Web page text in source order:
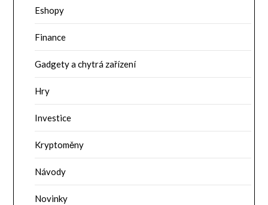
Eshopy
Finance
Gadgety a chytrá zařízení
Hry
Investice
Kryptoměny
Návody
Novinky